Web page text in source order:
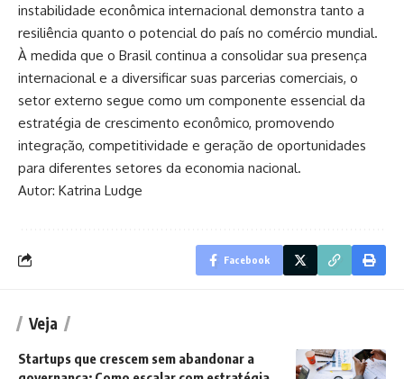
instabilidade econômica internacional demonstra tanto a
resiliência quanto o potencial do país no comércio mundial.
À medida que o Brasil continua a consolidar sua presença
internacional e a diversificar suas parcerias comerciais, o
setor externo segue como um componente essencial da
estratégia de crescimento econômico, promovendo
integração, competitividade e geração de oportunidades
para diferentes setores da economia nacional.
Autor: Katrina Ludge
Facebook
Veja
Startups que crescem sem abandonar a